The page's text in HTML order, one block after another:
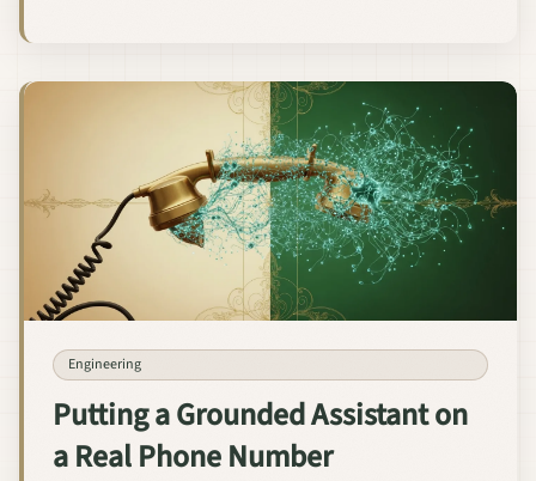
Engineering
Putting a Grounded Assistant on
a Real Phone Number